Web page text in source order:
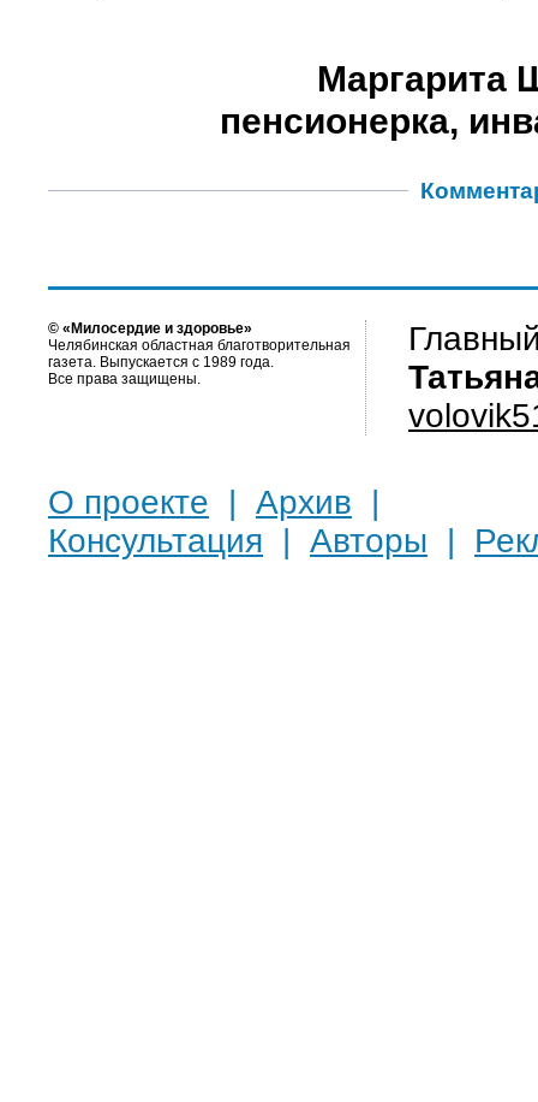
Маргарита
пенсионерка,
© «Милосердие и здоровье»
Челябинская областная благотворительная
газета. Выпускается с 1989 года.
Все права защищены.
О проекте | Архив |
Консультация | Авторы |